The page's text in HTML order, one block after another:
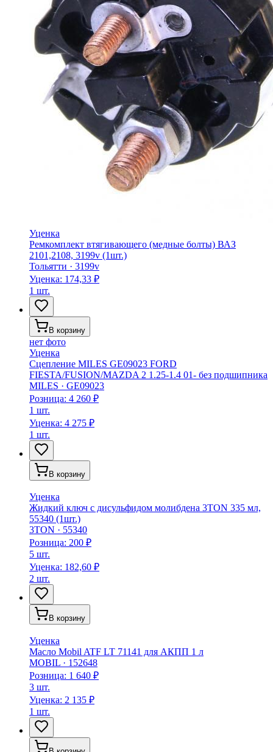
Уценка
Ремкомплект втягивающего (медные болты) ВАЗ
2101,2108, 3199v (1шт.)
Тольятти · 3199v
Уценка: 174,33 ₽
1 шт.
В корзину
нет фото
Уценка
Сцепление MILES GE09023 FORD
FIESTA/FUSION/MAZDA 2 1.25-1.4 01- без подшипника
MILES · GE09023
Розница: 4 260 ₽
1 шт.
Уценка: 4 275 ₽
1 шт.
В корзину
Уценка
Жидкий ключ с дисульфидом молибдена 3TON 335 мл,
55340 (1шт.)
3TON · 55340
Розница: 200 ₽
5 шт.
Уценка: 182,60 ₽
2 шт.
В корзину
Уценка
Масло Mobil ATF LT 71141 для АКПП 1 л
MOBIL · 152648
Розница: 1 640 ₽
3 шт.
Уценка: 2 135 ₽
1 шт.